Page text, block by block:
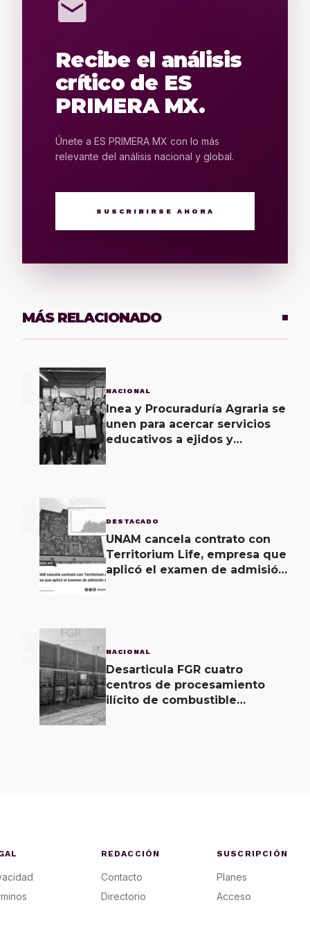
mail
Recibe el análisis
crítico de ES
PRIMERA MX.
Únete a ES PRIMERA MX con lo más
relevante del análisis nacional y global.
SUSCRIBIRSE AHORA
MÁS RELACIONADO
NACIONAL
Inea y Procuraduría Agraria se
unen para acercar servicios
educativos a ejidos y
2 DESTACADO
UNAM cancela contrato con
Territorium Life, empresa que
aplicó el examen de admisión
3 NACIONAL
Desarticula FGR cuatro
centros de procesamiento
ilícito de combustible
REDACCIÓN
Contacto
Directorio
SUSCRIPCIÓN
Planes
Acceso